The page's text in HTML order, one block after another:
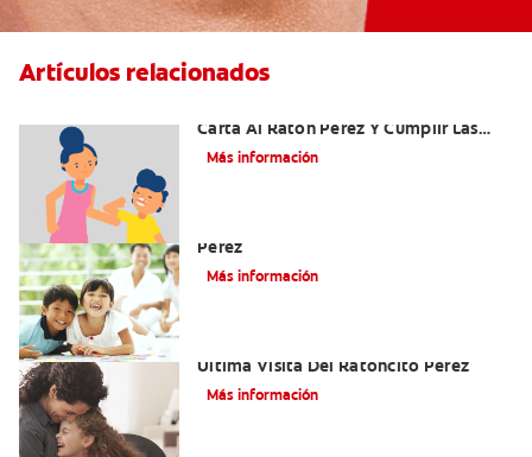
Artículos relacionados
Carta Al Ratón Pérez Y Cumplir Las
Fantasías De Su Hijo/A
Más información
Pérez
Más información
Última Visita Del Ratoncito Pérez
Más información